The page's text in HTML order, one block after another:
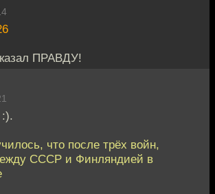
ПРАВДУ!
что после трёх войн,
СССР и Финляндией в